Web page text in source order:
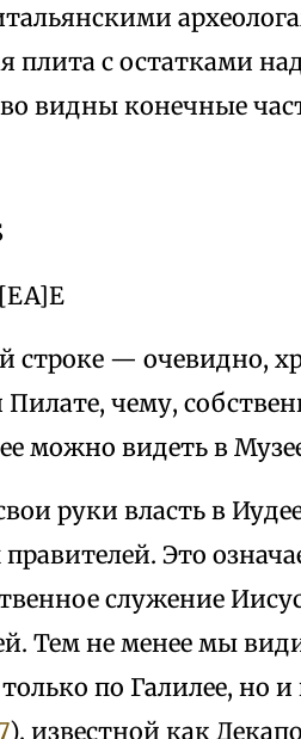
плита с остатками
видны конечные
строке — очевидно,
чему,
можно видеть в
руки власть в
Это
служение
Тем не менее мы
по Галилее, но
), известной как